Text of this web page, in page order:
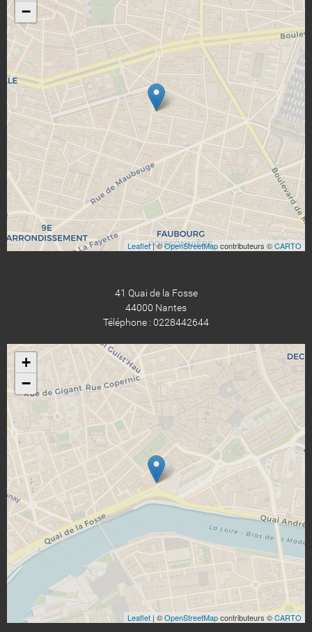
−
Leaflet| ©OpenStreetMapcontributeurs ©CARTO
41 Quai de la Fosse
44000 Nantes
Téléphone : 0228442644
+
−
Leaflet | ©OpenStreetMapcontributeurs ©CARTO